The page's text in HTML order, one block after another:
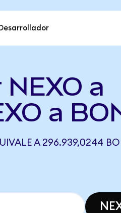
Desarrollador
a
a
A 296.939,0244